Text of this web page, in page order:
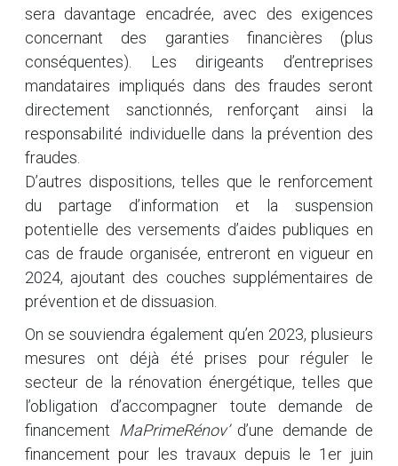
sera davantage encadrée, avec des exigences
concernant des garanties financières (plus
conséquentes). Les dirigeants d’entreprises
mandataires impliqués dans des fraudes seront
directement sanctionnés, renforçant ainsi la
responsabilité individuelle dans la prévention des
fraudes.
D’autres dispositions, telles que le renforcement
du partage d’information et la suspension
potentielle des versements d’aides publiques en
cas de fraude organisée, entreront en vigueur en
2024, ajoutant des couches supplémentaires de
prévention et de dissuasion.
On se souviendra également qu’en 2023, plusieurs
mesures ont déjà été prises pour réguler le
secteur de la rénovation énergétique, telles que
l’obligation d’accompagner toute demande de
financement
MaPrimeRénov’d’une demande de
financement pour les travaux depuis le 1er juin